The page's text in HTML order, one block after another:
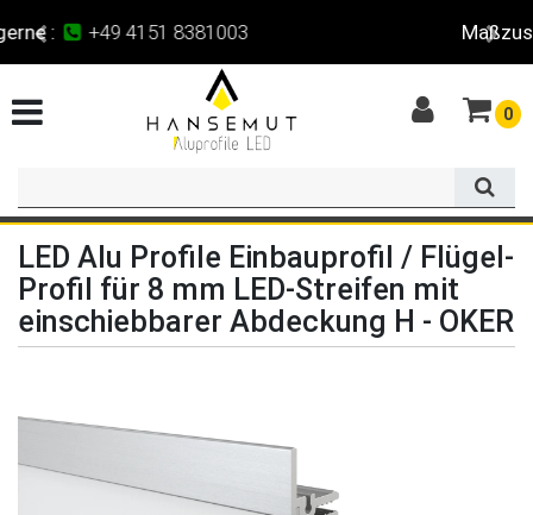
Maßzuschnitt
0
LED Alu Profile Einbauprofil / Flügel-
Profil für 8 mm LED-Streifen mit
einschiebbarer Abdeckung H - OKER